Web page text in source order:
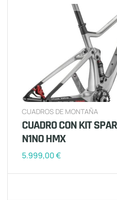
CUADROS DE MONTAÑA
CUADRO CON KIT
N1NO HMX
5.999,00€